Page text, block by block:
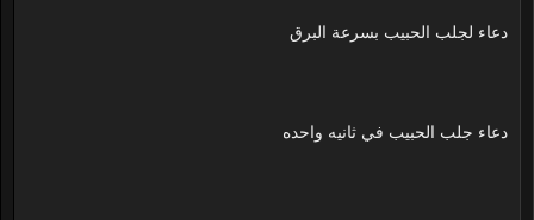
دعاء لجلب الحبيب بسرعة البرق
دعاء جلب الحبيب في ثانيه واحده